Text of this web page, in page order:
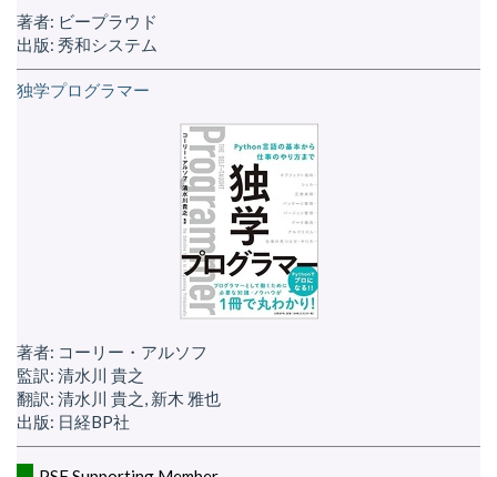
著者: ビープラウド
出版: 秀和システム
独学プログラマー
著者: コーリー・アルソフ
監訳: 清水川 貴之
翻訳: 清水川 貴之, 新木 雅也
出版: 日経BP社